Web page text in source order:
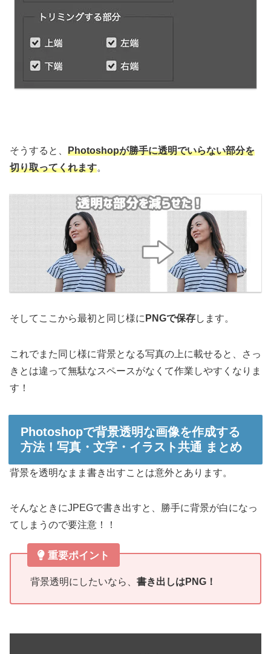
そうすると、 Photoshopが勝手に透明でいらない部分を
切り取ってくれます。
そしてここから最初と同じ様に PNGで保存します。
これでまた同じ様に背景となる写真の上に載せると、さっ
きとは違って無駄なスペースがなくて作業しやすくなりま
す！
Photoshopで背景透明な画像を作成する
方法！写真・文字・イラスト共通 まとめ
背景を透明なまま書き出すことは意外とあります。
そんなときにJPEGで書き出すと、勝手に背景が白になっ
てしまうので要注意！！
重要ポイント
背景透明にしたいなら、 書き出しはPNG！